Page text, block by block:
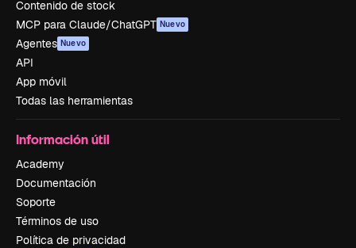
Contenido de stock
MCP para Claude/ChatGPT Nuevo
Agentes Nuevo
API
App móvil
Todas las herramientas
Información útil
Academy
Documentación
Soporte
Términos de uso
Política de privacidad